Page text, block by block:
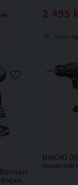
kr 2 495
Finns i
18V
18V. En lätt borrskruvdragare med enastående balans och manövrerbarhet från Hikoki.
HiKOKI